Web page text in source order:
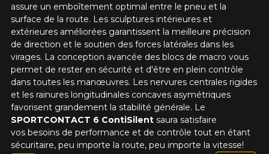
assure un emboîtement optimal entre le pneu et la
surface de la route. Les sculptures intérieures et
extérieures améliorées garantissent la meilleure précision
de direction et le soutien des forces latérales dans les
virages. La conception avancée des blocs de macro vous
permet de rester en sécurité et d'être en plein contrôle
dans toutes les manœuvres. Les nervures centrales rigides
et les rainures longitudinales concaves asymétriques
favorisent grandement la stabilité générale. Le
SPORTCONTACT 6 ContiSilent saura satisfaire
vos besoins de performance et de contrôle tout en étant
sécuritaire, peu importe la route, peu importe la vitesse!
Nom
Courriel
Votre véhicule
Année